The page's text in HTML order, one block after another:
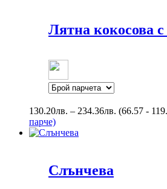
Лятна кокосова с
130.20лв. – 234.36лв. Price
(66.57 -
парче)
Слънчева